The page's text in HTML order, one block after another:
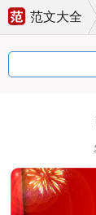
范文大全